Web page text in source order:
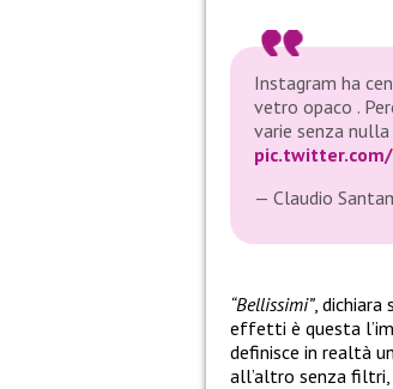
Instagram ha
vetro opaco .
varie senza
pic.twitter.com/
— Claudio
“Bellissimi”, dichiara
effetti è questa
definisce in realtà
all’altro senza filtri,